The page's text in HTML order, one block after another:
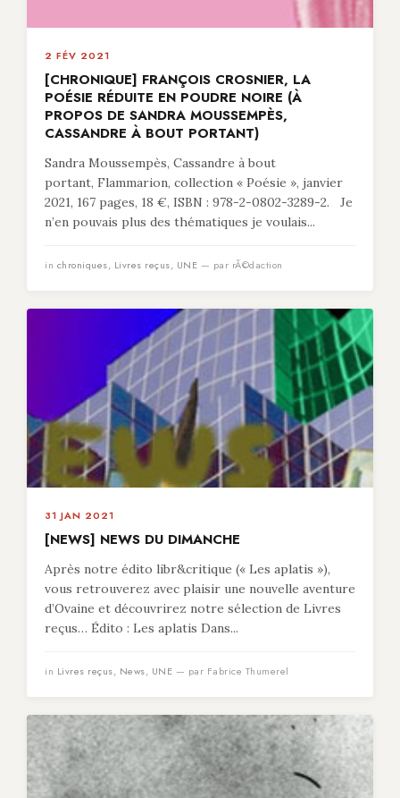
2 FÉV 2021
[CHRONIQUE] FRANÇOIS CROSNIER, LA
POÉSIE RÉDUITE EN POUDRE NOIRE (À
PROPOS DE SANDRA MOUSSEMPÈS,
CASSANDRE À BOUT PORTANT)
Sandra Moussempès, Cassandre à bout
portant, Flammarion, collection « Poésie », janvier
2021, 167 pages, 18 €, ISBN : 978-2-0802-3289-2. Je
n’en pouvais plus des thématiques je voulais...
in chroniques, Livres reçus, UNE — par rÃ©daction
31 JAN 2021
[NEWS] NEWS DU DIMANCHE
Après notre édito libr&critique (« Les aplatis »),
vous retrouverez avec plaisir une nouvelle aventure
d’Ovaine et découvrirez notre sélection de Livres
reçus… Édito : Les aplatis Dans...
in Livres reçus, News, UNE — par Fabrice Thumerel